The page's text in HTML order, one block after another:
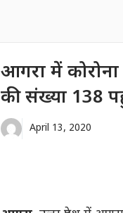
आगरा में
की संख्या 138
April 13, 2020